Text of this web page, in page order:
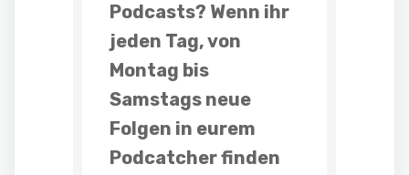
Podcasts? Wenn ihr
jeden Tag, von
Montag bis
Samstags neue
Folgen in eurem
Podcatcher finden